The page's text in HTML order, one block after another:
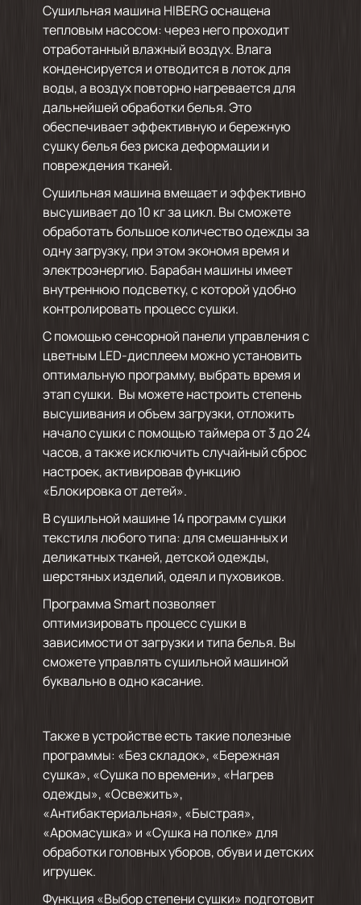
Сушильная машина HIBERG оснащена
тепловым насосом: через него проходит
отработанный влажный воздух. Влага
конденсируется и отводится в лоток для
воды, а воздух повторно нагревается для
дальнейшей обработки белья. Это
обеспечивает эффективную и бережную
сушку белья без риска деформации и
повреждения тканей.
Сушильная машина вмещает и эффективно
высушивает до 10 кг за цикл. Вы сможете
обработать большое количество одежды за
одну загрузку, при этом экономя время и
электроэнергию. Барабан машины имеет
внутреннюю подсветку, с которой удобно
контролировать процесс сушки.
С помощью сенсорной панели управления с
цветным LED-дисплеем можно установить
оптимальную программу, выбрать время и
этап сушки. Вы можете настроить степень
высушивания и объем загрузки, отложить
начало сушки с помощью таймера от 3 до 24
часов, а также исключить случайный сброс
настроек, активировав функцию
«Блокировка от детей».
В сушильной машине 14 программ сушки
текстиля любого типа: для смешанных и
деликатных тканей, детской одежды,
шерстяных изделий, одеял и пуховиков.
Программа Smart позволяет
оптимизировать процесс сушки в
зависимости от загрузки и типа белья. Вы
сможете управлять сушильной машиной
буквально в одно касание.
Также в устройстве есть такие полезные
программы: «Без складок», «Бережная
сушка», «Сушка по времени», «Нагрев
одежды», «Освежить»,
«Антибактериальная», «Быстрая»,
«Аромасушка» и «Сушка на полке» для
обработки головных уборов, обуви и детских
игрушек.
Функция «Выбор степени сушки» подготовит